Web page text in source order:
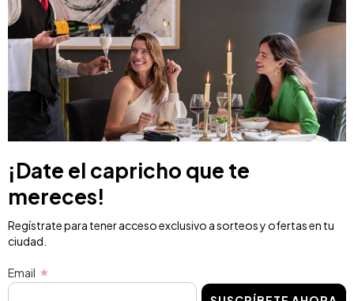
¡Date el capricho que te
mereces!
Regístrate para tener acceso exclusivo a sorteos y ofertas en tu
ciudad.
Email